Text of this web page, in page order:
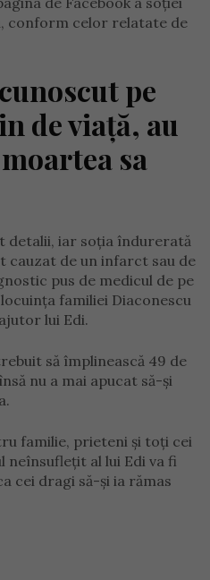
conform celor relatate de
pe
de viață, au
sa
detalii, iar soția îndurerată
cauzat de un infarct sau de
pus de medicul de pe
familiei Diaconescu
lui Edi.
să împlinească 49 de
nu a mai apucat să-și
familie, prieteni și toți cei
neînsuflețit al lui Edi va fi
cei dragi să-și ia rămas